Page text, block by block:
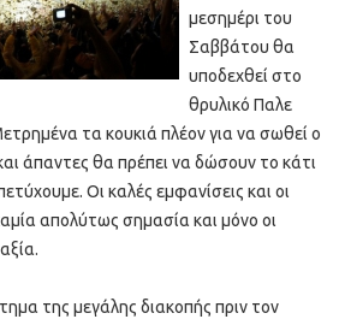
μεσημέρι του
Σαββάτου θα
υποδεχθεί στο
θρυλικό Παλε
τα κουκιά πλέον για να σωθεί ο
άπαντες θα πρέπει να δώσουν το κάτι
Οι καλές εμφανίσεις και οι
απολύτως σημασία και μόνο οι
της μεγάλης διακοπής πριν τον